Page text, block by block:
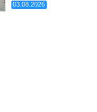
03.08.2026